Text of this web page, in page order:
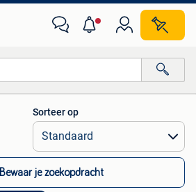
Alle afstanden…
Sorteer op
Bewaar je zoekopdracht